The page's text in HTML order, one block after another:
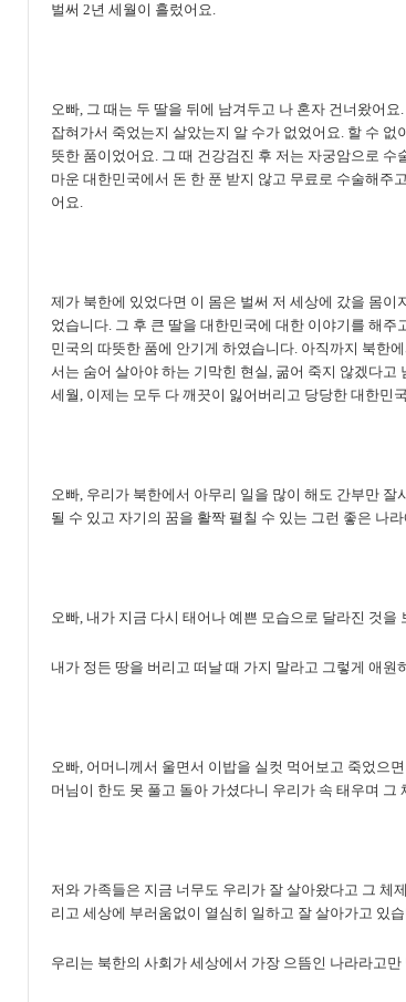
벌써 2년 세월이 흘렀어요.
오빠, 그 때는 두 딸을 뒤에 남겨두고 나 혼자 건너왔어
잡혀가서 죽었는지 살았는지 알 수가 없었어요. 할 수
뜻한 품이었어요. 그 때 건강검진 후 저는 자궁암으로
마운 대한민국에서 돈 한 푼 받지 않고 무료로 수술해주
어요.
제가 북한에 있었다면 이 몸은 벌써 저 세상에 갔을 몸
었습니다. 그 후 큰 딸을 대한민국에 대한 이야기를 해
민국의 따뜻한 품에 안기게 하였습니다. 아직까지 북한
서는 숨어 살아야 하는 기막힌 현실, 굶어 죽지 않겠다
세월, 이제는 모두 다 깨끗이 잃어버리고 당당한 대한민
오빠, 우리가 북한에서 아무리 일을 많이 해도 간부만
될 수 있고 자기의 꿈을 활짝 펼칠 수 있는 그런 좋은 나
오빠, 내가 지금 다시 태어나 예쁜 모습으로 달라진 것을
내가 정든 땅을 버리고 떠날 때 가지 말라고 그렇게 애
오빠, 어머니께서 울면서 이밥을 실컷 먹어보고 죽었으
머님이 한도 못 풀고 돌아 가셨다니 우리가 속 태우며
저와 가족들은 지금 너무도 우리가 잘 살아왔다고 그 체
리고 세상에 부러움없이 열심히 일하고 잘 살아가고 있
우리는 북한의 사회가 세상에서 가장 으뜸인 나라라고